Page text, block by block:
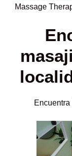
Massage
Encuentra